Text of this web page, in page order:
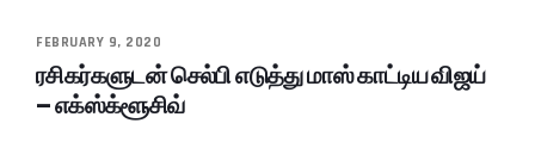
FEBRUARY 9, 2020
ரசிகர்களுடன் செல்பி எடுத்து மாஸ் காட்டிய விஜய்
– எக்ஸ்க்ளூசிவ்